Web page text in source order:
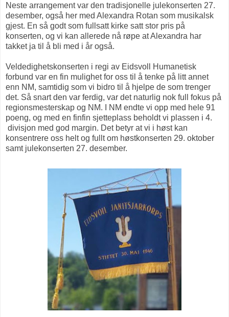
Neste arrangement var den tradisjonelle julekonserten 27.
desember, også her med Alexandra Rotan som musikalsk
gjest. En så godt som fullsatt kirke satt stor pris på
konserten, og vi kan allerede nå røpe at Alexandra har
takket ja til å bli med i år også.
Veldedighetskonserten i regi av Eidsvoll Humanetisk
forbund var en fin mulighet for oss til å tenke på litt annet
enn NM, samtidig som vi bidro til å hjelpe de som trenger
det. Så snart den var ferdig, var det naturlig nok full fokus på
regionsmesterskap og NM. I NM endte vi opp med hele 91
poeng, og med en finfin sjetteplass beholdt vi plassen i 4.
divisjon med god margin. Det betyr at vi i høst kan
konsentrere oss helt og fullt om høstkonserten 29. oktober
samt julekonserten 27. desember.